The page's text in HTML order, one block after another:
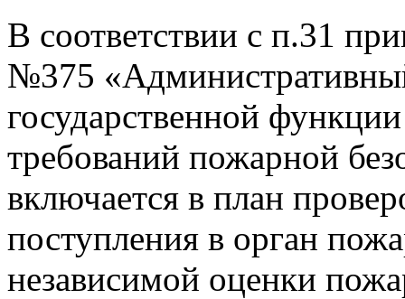
В соответствии с п.31
№375
государственной
требований пожарной
включается в план
поступления в орган
независимой оценки